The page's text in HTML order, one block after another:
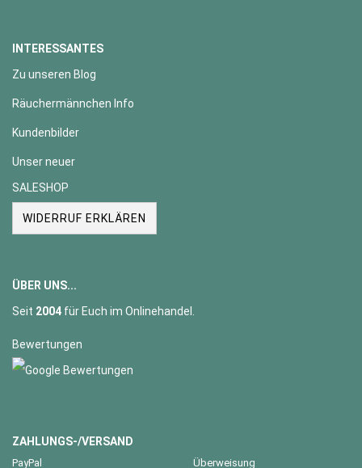
INTERESSANTES
Zu unseren Blog
Räuchermännchen Info
Kundenbilder
Unser neuer
SALESHOP
WIDERRUF ERKLÄREN
ÜBER UNS...
Seit 2004 für Euch im Onlinehandel.
Bewertungen
ZAHLUNGS-/VERSAND
PayPal Überweisung